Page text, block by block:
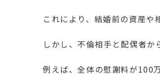
これにより、結婚前の資産や
しかし、不倫相手と配偶者か
例えば、全体の慰謝料が100